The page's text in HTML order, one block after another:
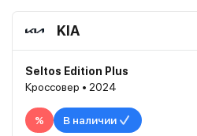
KIA
Seltos Edition Plus
Кроссовер • 2024
% В наличии